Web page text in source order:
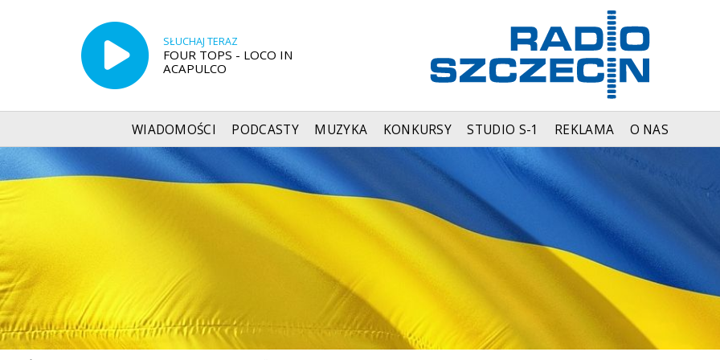
SŁUCHAJ TERAZ
FOUR TOPS - LOCO IN
ACAPULCO
WIADOMOŚCI PODCASTY MUZYKA KONKURSY STUDIO S-1 REKLAMA O NAS